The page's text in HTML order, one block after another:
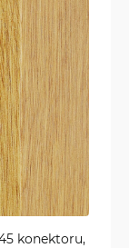
konektoru,